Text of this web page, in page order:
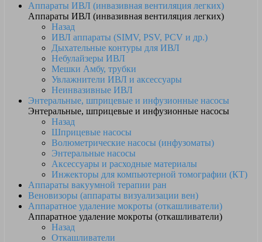
Аппараты ИВЛ (инвазивная вентиляция легких)
Аппараты ИВЛ (инвазивная вентиляция легких)
Назад
ИВЛ аппараты (SIMV, PSV, PCV и др.)
Дыхательные контуры для ИВЛ
Небулайзеры ИВЛ
Мешки Амбу, трубки
Увлажнители ИВЛ и аксессуары
Неинвазивные ИВЛ
Энтеральные, шприцевые и инфузионные насосы
Энтеральные, шприцевые и инфузионные насосы
Назад
Шприцевые насосы
Волюметрические насосы (инфузоматы)
Энтеральные насосы
Аксессуары и расходные материалы
Инжекторы для компьютерной томографии (КТ)
Аппараты вакуумной терапии ран
Веновизоры (аппараты визуализации вен)
Аппаратное удаление мокроты (откашливатели)
Аппаратное удаление мокроты (откашливатели)
Назад
Откашливатели